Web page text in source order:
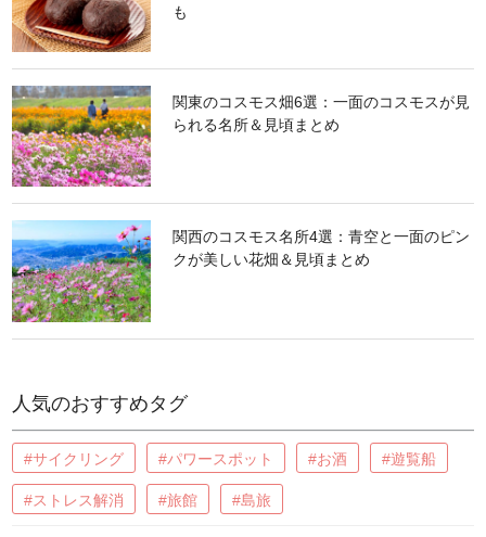
も
関東のコスモス畑6選：一面のコスモスが見
られる名所＆見頃まとめ
関西のコスモス名所4選：青空と一面のピン
クが美しい花畑＆見頃まとめ
人気のおすすめタグ
#サイクリング #パワースポット #お酒 #遊覧船
#ストレス解消 #旅館 #島旅